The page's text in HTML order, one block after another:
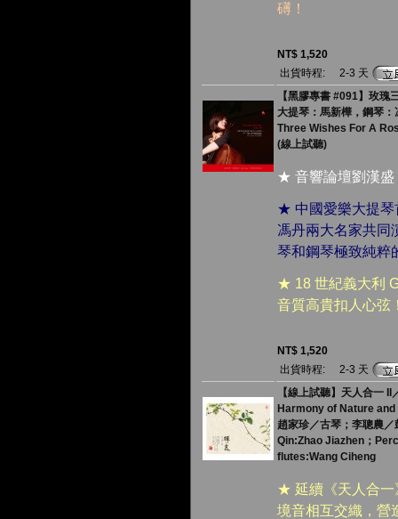
礡！
NT$ 1,520
出貨時程:
2-3 天
【黑膠專書 #091】玫瑰
大提琴：馬新樺，鋼琴：
Three Wishes For A
(線上試聽)
★ 音響論壇劉漢盛
★ 中國愛樂大提琴
馮丹兩大名家共同
琴和鋼琴極致純粹
★ 18 世紀義大利
音質高貴扣人心弦
NT$ 1,520
出貨時程:
2-3 天
【線上試聽】天人合一 II
Harmony of Nature and
趙家珍／古琴；李聰農
Qin:Zhao Jiazhen；
flutes:Wang Ciheng
★ 延續《天人合一
境音相互交織，營